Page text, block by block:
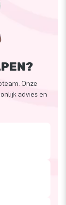
Onze
advies en